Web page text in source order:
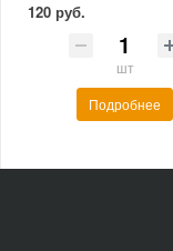
120 руб.
шт
Подробнее